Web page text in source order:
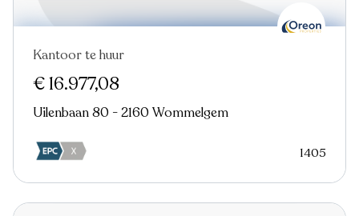
Kantoor te huur
€ 16.977,08
Uilenbaan 80 - 2160 Wommelgem
1405